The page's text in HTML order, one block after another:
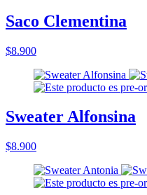
Saco Clementina
$8.900
Sweater Alfonsina
$8.900